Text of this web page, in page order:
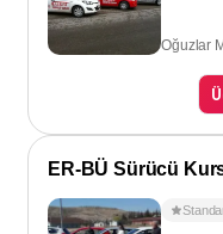
Oğuzlar
ER-BÜ Sürücü